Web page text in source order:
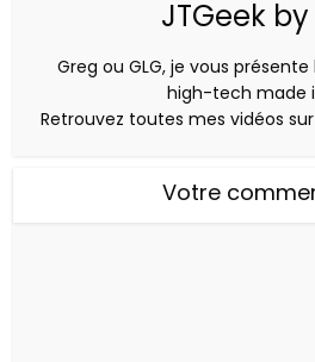
JTGeek by
Greg ou GLG, je vous
high-tech made
Retrouvez toutes mes vidéos sur
Votre